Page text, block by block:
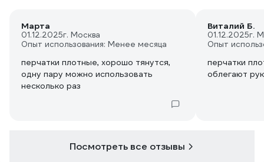
Марта
01.12.2025г. Москва
Опыт использования: Менее месяца
перчатки плотные, хорошо тянутся,
одну пару можно использовать
несколько раз
Виталий Б.
01.12.2025г.
Опыт
перчатки
облегают
Посмотреть все отзывы